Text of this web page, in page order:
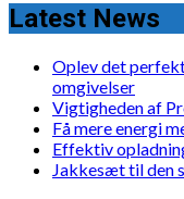
Latest News
Oplev det
omgivelser
Vigtigheden af
Få mere energi
Effektiv
Jakkesæt til den